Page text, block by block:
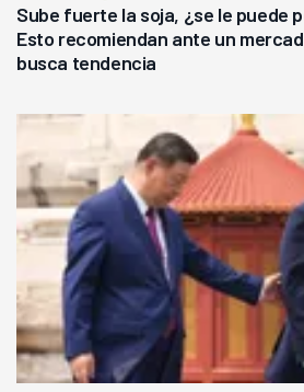
Sube fuerte la soja, ¿se le puede
Esto recomiendan ante un
busca tendencia